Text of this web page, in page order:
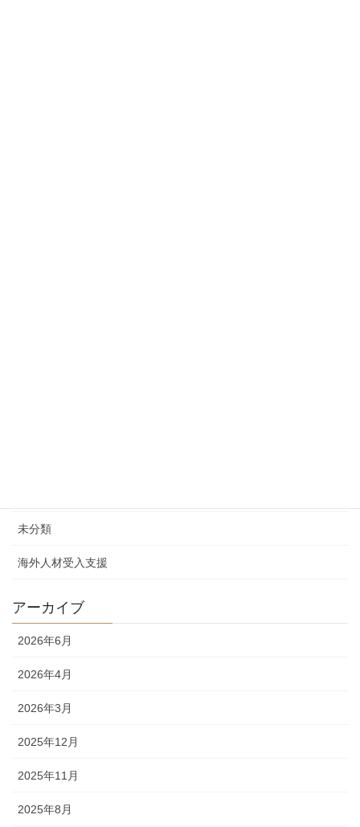
未分類
海外人材受入支援
アーカイブ
2026年6月
2026年4月
2026年3月
2025年12月
2025年11月
2025年8月